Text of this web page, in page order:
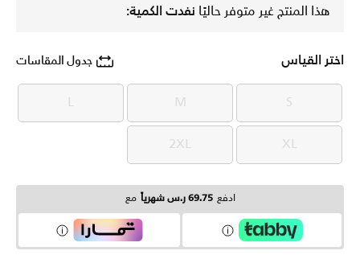
هذا المنتج غير متوفر حاليًا نفدت الكمية:
اختر القياس جدول المقاسات
S
S
M
M
L
L
XL
XL
2XL
2XL
ادفع 69.75 ر.س شهرياً مع